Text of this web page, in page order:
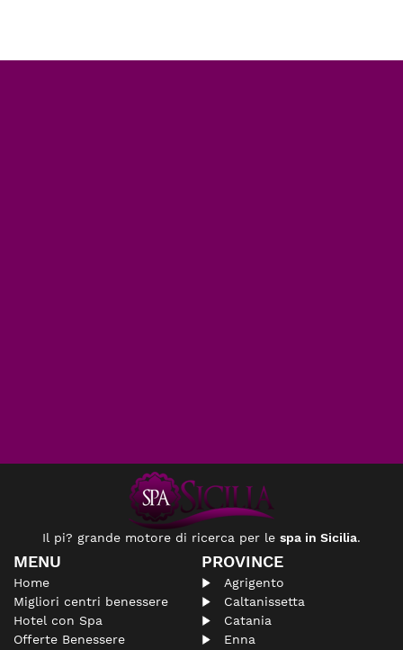
Il pi? grande motore di ricerca per le spa in Sicilia.
MENU
Home
Migliori centri benessere
Hotel con Spa
Offerte Benessere
PROVINCE
Agrigento
Caltanissetta
Catania
Enna